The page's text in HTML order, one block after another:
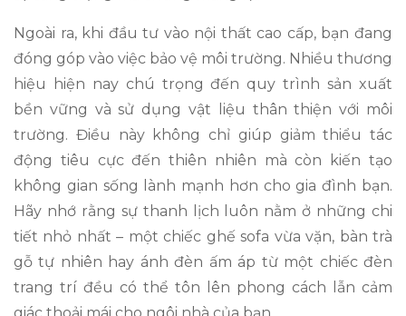
Ngoài ra, khi đầu tư vào nội thất cao cấp, bạn đang
đóng góp vào việc bảo vệ môi trường. Nhiều thương
hiệu hiện nay chú trọng đến quy trình sản xuất
bền vững và sử dụng vật liệu thân thiện với môi
trường. Điều này không chỉ giúp giảm thiểu tác
động tiêu cực đến thiên nhiên mà còn kiến tạo
không gian sống lành mạnh hơn cho gia đình bạn.
Hãy nhớ rằng sự thanh lịch luôn nằm ở những chi
tiết nhỏ nhất – một chiếc ghế sofa vừa vặn, bàn trà
gỗ tự nhiên hay ánh đèn ấm áp từ một chiếc đèn
trang trí đều có thể tôn lên phong cách lẫn cảm